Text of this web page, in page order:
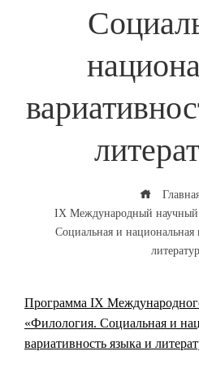
IX Международный научный
Социальная и национальная
Программа IX
«Филология. Социальная и
вариативность языка и